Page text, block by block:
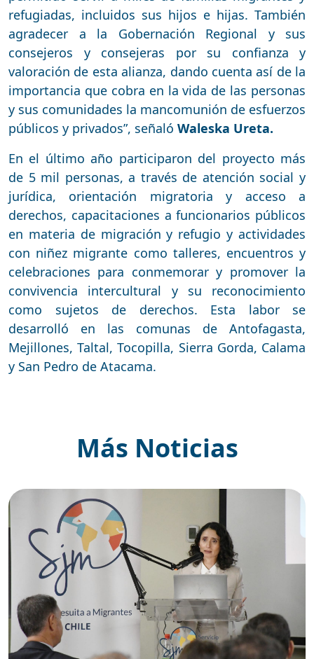
refugiadas, incluidos sus hijos e hijas. También
agradecer a la Gobernación Regional y sus
consejeros y consejeras por su confianza y
valoración de esta alianza, dando cuenta así de la
importancia que cobra en la vida de las personas
y sus comunidades la mancomunión de esfuerzos
públicos y privados”, señaló Waleska Ureta.
En el último año participaron del proyecto más
de 5 mil personas, a través de atención social y
jurídica, orientación migratoria y acceso a
derechos, capacitaciones a funcionarios públicos
en materia de migración y refugio y actividades
con niñez migrante como talleres, encuentros y
celebraciones para conmemorar y promover la
convivencia intercultural y su reconocimiento
como sujetos de derechos. Esta labor se
desarrolló en las comunas de Antofagasta,
Mejillones, Taltal, Tocopilla, Sierra Gorda, Calama
y San Pedro de Atacama.
Más Noticias